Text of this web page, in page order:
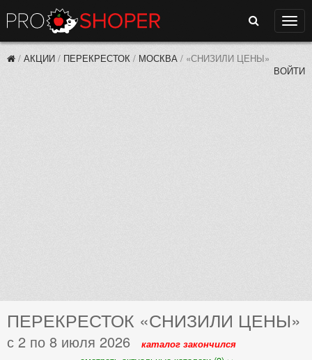
Поиск
/ АКЦИИ / ПЕРЕКРЕСТОК / МОСКВА / «СНИЗИЛИ ЦЕНЫ»
ВОЙТИ
ПЕРЕКРЕСТОК «СНИЗИЛИ ЦЕНЫ»
с 2 по 8 июля 2026
каталог закончился